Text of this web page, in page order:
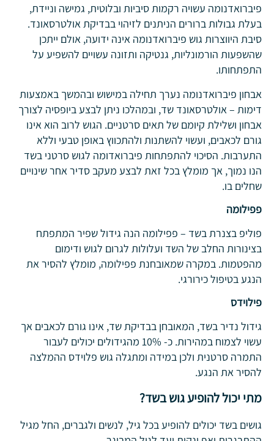
פיברואדנומה עשויה רקמות סיביות ובלוטית, גמישה וניידת,
בעלת גבולות ברורים הניתנים לזיהוי בבדיקת אולטרסאונד.
סיבת היווצרות גוש פיברואדנומה אינה ידועה, אולם ייתכן
שהשפעות הורמונליות, גנטיקה ותזונה עשויים להשפיע על
התפתחותו.
אבחון פיברואדנומה נערך תחילה במישוש ובהמשך באמצעות
דימות – אולטרסאונד שד, ובמהלכו ניתן לבצע ביופסיה לצורך
אבחון ושלילת קיומם של תאים סרטניים. הגוש לרוב הוא אינו
גורם לכאבים, ועשוי להשתנות ולהתכווץ באופן טבעי וללא
התערבות. הסיכוי להתפתחות פיברואדומה לגוש סרטני בשד
הנו נמוך, אך מומלץ בכל זאת לבצע מעקב סדיר אחר שינויים
שחלים בו.
פפילומה
פוליפ בצנרת בשד – פפילומה הנה גידול שפיר המתפתח
בצינורות החלב של השד ועלולות לגרום לגוש ודימום
מהפטמות. במקרה שמאובחנת פפילומה, מומלץ להסיר את
הנגע בטיפול כירורגי.
פילוידס
גידול נדיר בשד, המאובחן בבדיקת שד, אינו גורם לכאבים אך
עשוי לצמוח במהירות. כ- 10% מהגידולים יכולים לעבור
התמרה סרטנית ולכן במידה ומתגלה גוש פלוידס ההמלצה
להסיר את הנגע.
מתי יכול להופיע גוש בשד?
גושים בשד יכולים להופיע בכל גיל, לנשים ולגברים, החל מגיל